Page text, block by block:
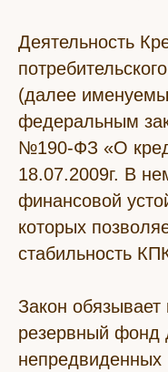
Деятельность
(далее
федеральным
№190-ФЗ «О
18.07.2009г. В
финансовой
которых
стабильность
Закон
резервный фонд
непредвиденных